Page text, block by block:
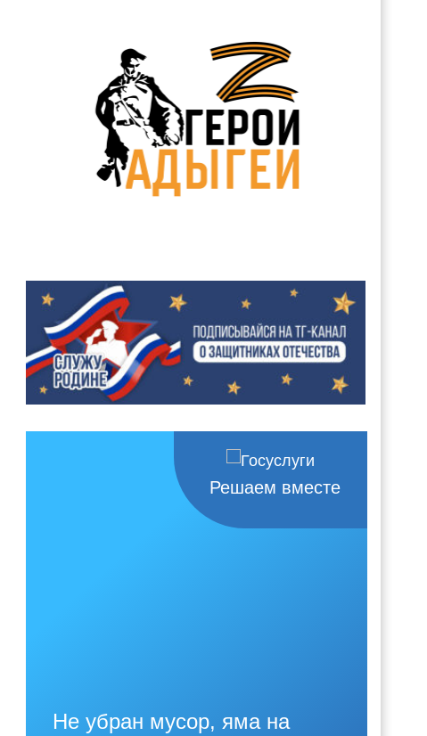
Решаем вместе
Не убран мусор, яма на